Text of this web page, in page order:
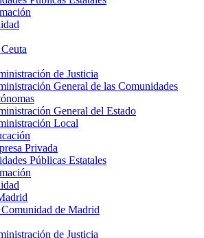
de Justicia
General de las Comunidades
General del Estado
Local
Privada
Públicas Estatales
de Madrid
de Justicia